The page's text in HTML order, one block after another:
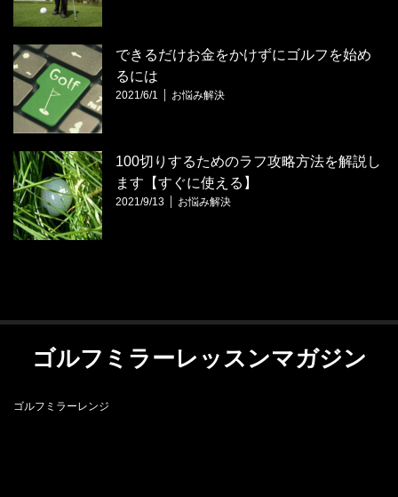
できるだけお金をかけずにゴルフを始め
るには
2021/6/1 お悩み解決
100切りするためのラフ攻略方法を解説し
ます【すぐに使える】
2021/9/13 お悩み解決
ゴルフミラーレッスンマガジン
ゴルフミラーレンジ